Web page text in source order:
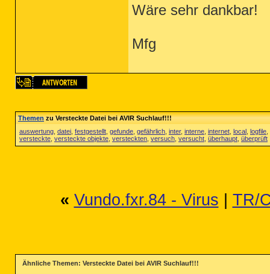
Wäre sehr dankbar!
Mfg
Themenzu Versteckte Datei bei AVIR Suchlauf!!!
auswertung datei festgestellt gefunde gefährlich inter, interne internet local logfile
versteckte versteckte objekte versteckten versuch versucht überhaupt überprüft
« Vundo.fxr.84 - Virus TR/
Ähnliche Themen: Versteckte Datei bei AVIR Suchlauf!!!